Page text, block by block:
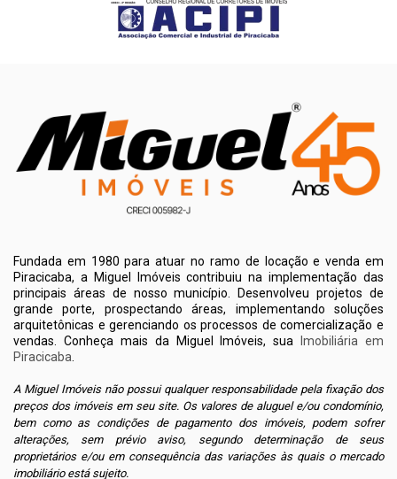
Fundada em 1980 para atuar no ramo de locação e venda em
Piracicaba, a Miguel Imóveis contribuiu na implementação das
principais áreas de nosso município. Desenvolveu projetos de
grande porte, prospectando áreas, implementando soluções
arquitetônicas e gerenciando os processos de comercialização e
vendas. Conheça mais da Miguel Imóveis, suaImobiliária em
Piracicaba
A Miguel Imóveis não possui qualquer responsabilidade pela fixação dos
preços dos imóveis em seu site. Os valores de aluguel e/ou condomínio,
bem como as condições de pagamento dos imóveis, podem sofrer
alterações, sem prévio aviso, segundo determinação de seus
proprietários e/ou em consequência das variações às quais o mercado
imobiliário está sujeito.